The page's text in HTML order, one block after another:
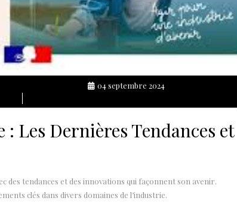
04 septembre 2024
Les Dernières Tendances et
des tendances et des innovations qui façonnent son avenir.
clés dans divers domaines de l’industrie.